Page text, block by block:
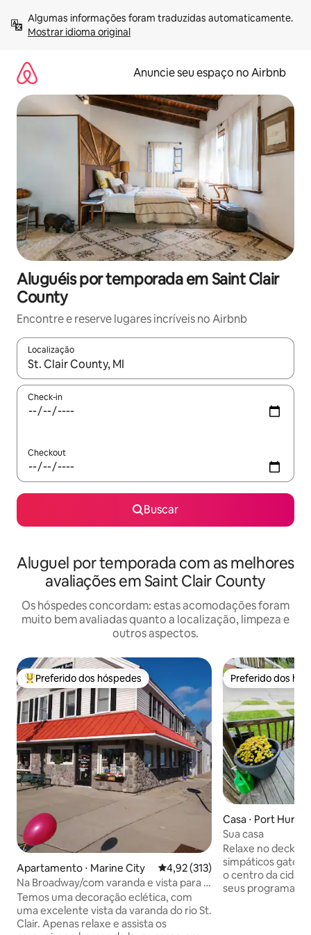
para
Mostrar idioma original
Anuncie seu espaço no Airbnb
Aluguéis por temporada em Saint Clair
County
Encontre e reserve lugares incríveis no Airbnb
Localização
Quando os resultados estiverem disponíveis, explore-os
Check-in
Checkout
Buscar
Aluguel por temporada com as melhores
avaliações em Saint Clair County
Os hóspedes concordam: estas acomodações foram
muito bem avaliadas quanto a localização, limpeza e
outros aspectos.
Entre os melhores preferidos dos hóspedes
Preferido dos hóspedes
Apartamento ⋅ Marine City 4,92 de uma avaliação média de
4,92 (313)
Na Broadway/com varanda e vista para o
rio, apto B
Temos uma decoração eclética, com
uma excelente vista da varanda do rio St.
Clair. Apenas relaxe e assista os
Preferido dos
Preferido dos
Casa ⋅ Port Huron
Sua casa
Relaxe no deck
simpáticos gatos
o centro da
seus programas